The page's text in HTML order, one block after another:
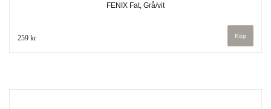
FENIX Fat, Grå/vit
259 kr